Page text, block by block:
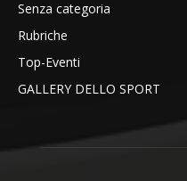
Senza categoria
Rubriche
Top-Eventi
GALLERY DELLO SPORT